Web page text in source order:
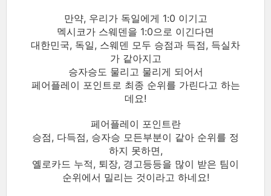
만약, 우리가 독일에게 1:0 이기고
멕시코가 스웨덴을 1:0으로 이긴다면
대한민국, 독일, 스웨덴 모두 승점과 득점, 득실차
가 같아지고
승자승도 물리고 물리게 되어서
페어플레이 포인트로 최종 순위를 가린다고 하는
데요!
페어플레이 포인트란
승점, 다득점, 승자승 모든부분이 같아 순위를 정
하지 못하면,
옐로카드 누적, 퇴장, 경고등등을 많이 받은 팀이
순위에서 밀리는 것이라고 하네요!